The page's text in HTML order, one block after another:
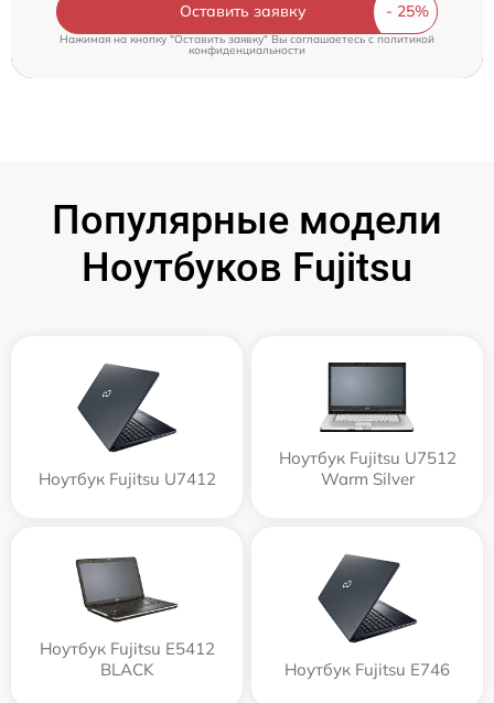
Оставить заявку
Нажимая на кнопку "Оставить заявку" Вы соглашаетесь cполитикой
конфиденциальности
Популярные модели
Ноутбуков Fujitsu
Ноутбук Fujitsu U7412
Ноутбук Fujitsu U7512
Warm Silver
Ноутбук Fujitsu E5412
BLACK
Ноутбук Fujitsu E746